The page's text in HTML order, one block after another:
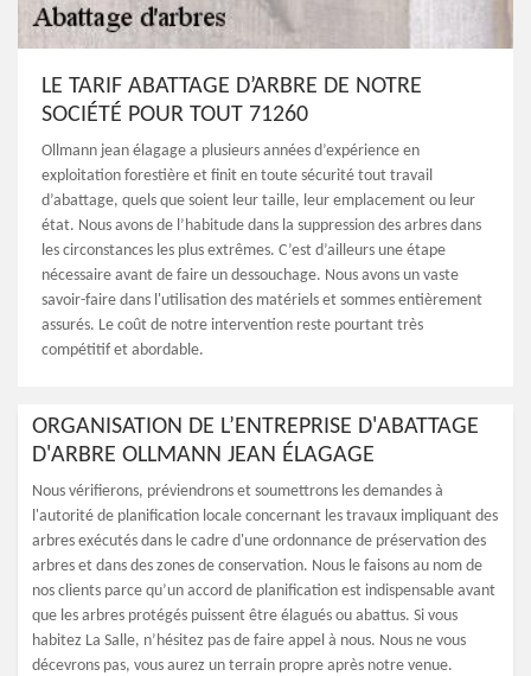
LE TARIF ABATTAGE D’ARBRE DE NOTRE
SOCIÉTÉ POUR TOUT 71260
Ollmann jean élagage a plusieurs années d’expérience en
exploitation forestière et finit en toute sécurité tout travail
d’abattage, quels que soient leur taille, leur emplacement ou leur
état. Nous avons de l’habitude dans la suppression des arbres dans
les circonstances les plus extrêmes. C’est d’ailleurs une étape
nécessaire avant de faire un dessouchage. Nous avons un vaste
savoir-faire dans l'utilisation des matériels et sommes entièrement
assurés. Le coût de notre intervention reste pourtant très
compétitif et abordable.
ORGANISATION DE L’ENTREPRISE D'ABATTAGE
D'ARBRE OLLMANN JEAN ÉLAGAGE
Nous vérifierons, préviendrons et soumettrons les demandes à
l'autorité de planification locale concernant les travaux impliquant des
arbres exécutés dans le cadre d'une ordonnance de préservation des
arbres et dans des zones de conservation. Nous le faisons au nom de
nos clients parce qu’un accord de planification est indispensable avant
que les arbres protégés puissent être élagués ou abattus. Si vous
habitez La Salle, n’hésitez pas de faire appel à nous. Nous ne vous
décevrons pas, vous aurez un terrain propre après notre venue.